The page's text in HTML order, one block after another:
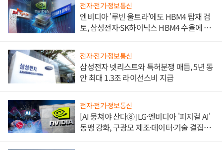
전자·전기·정보통신
엔비디아 '루빈 울트라'에도 HBM4 탑재 검
토, 삼성전자·SK하이닉스 HBM4 수율에 주
전자·전기·정보통신
삼성전자 넷리스트와 특허분쟁 매듭, 5년 동
안 최대 1.3조 라이선스비 지급
전자·전기·정보통신
[AI 뭉쳐야 산다⑧] LG·엔비디아 '피지컬 AI'
동맹 강화, 구광모 제조·데이터·기술 결집